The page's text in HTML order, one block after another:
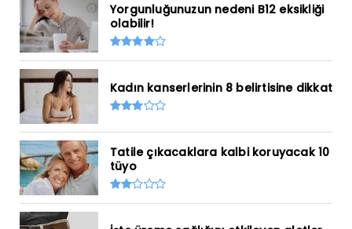
Yorgunluğunuzun nedeni B12 eksikliği
olabilir!
Kadın kanserlerinin 8 belirtisine dikkat
Tatile çıkacaklara kalbi koruyacak 10
tüyo